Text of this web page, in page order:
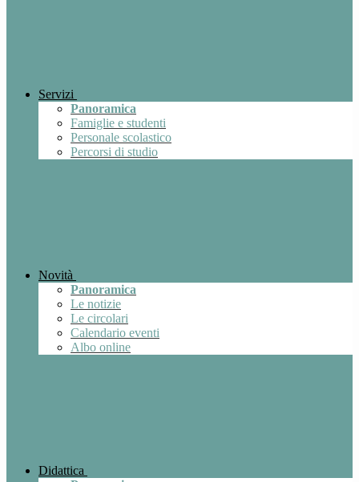
Servizi
Panoramica
Famiglie e studenti
Personale scolastico
Percorsi di studio
Novità
Panoramica
Le notizie
Le circolari
Calendario eventi
Albo online
Didattica